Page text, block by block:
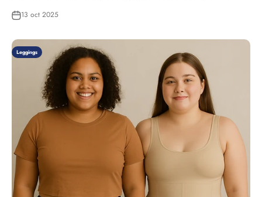
13 oct 2025
Leggings